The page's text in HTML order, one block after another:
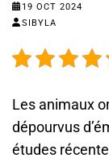
19 OCT 2024
SIBYLA
Les animaux
dépourvus
études